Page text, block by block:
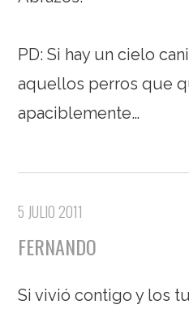
PD: Si hay un cielo
aquellos perros que
apaciblemente…
5 JULIO 2011
FERNANDO
Si vivió contigo y los